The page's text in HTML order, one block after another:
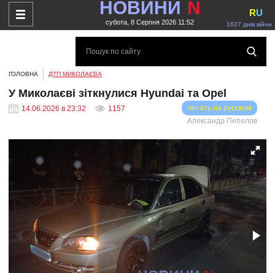
НОВИНИ N
субота, 8 Серпня 2026 11:52 1627 днів війни
RU
ГОЛОВНА ДТП МИКОЛАЄВА
У Миколаєві зіткнулися Hyundai та Opel
14.06.2026 в 23:32 1157
читать на русском
Александр Пепелов